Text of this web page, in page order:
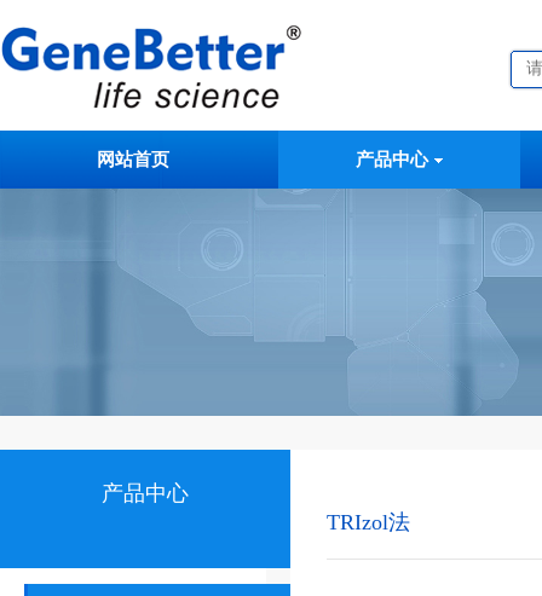
网站首页 产品中心
产品中心
TRIzol法